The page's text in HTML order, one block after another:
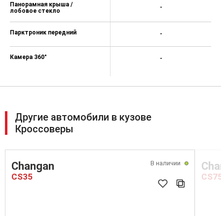
Панорамная крыша /
лобовое стекло
Парктроник передний
Камера 360°
-
-
-
Другие автомобили в кузове
Кроссоверы
В наличии
Changan
CS35